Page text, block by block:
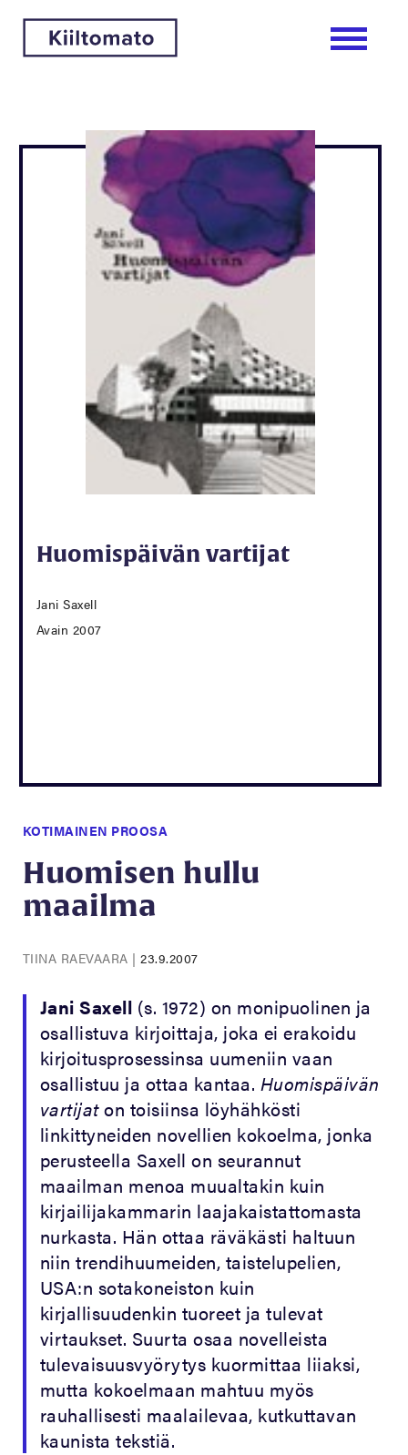
Huomispäivän vartijat
Jani Saxell
Avain 2007
KOTIMAINEN PROOSA
Huomisen hullu
maailma
TIINA RAEVAARA |23.9.2007
Jani Saxell (s. 1972) on monipuolinen ja
osallistuva kirjoittaja, joka ei erakoidu
kirjoitusprosessinsa uumeniin vaan
osallistuu ja ottaa kantaa. Huomispäivän
vartijaton toisiinsa löyhähkösti
linkittyneiden novellien kokoelma, jonka
perusteella Saxell on seurannut
maailman menoa muualtakin kuin
kirjailijakammarin laajakaistattomasta
nurkasta. Hän ottaa räväkästi haltuun
niin trendihuumeiden, taistelupelien,
USA:n sotakoneiston kuin
kirjallisuudenkin tuoreet ja tulevat
virtaukset. Suurta osaa novelleista
tulevaisuusvyörytys kuormittaa liiaksi,
mutta kokoelmaan mahtuu myös
rauhallisesti maalailevaa, kutkuttavan
kaunista tekstiä.